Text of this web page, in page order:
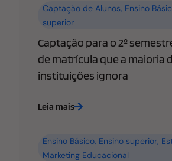
Captação de Alunos, Ensino
superior
Captação para o 2º
de matrícula que a maioria
instituições ignora
Leia mais
Ensino Básico, Ensino superior,
Marketing Educacional